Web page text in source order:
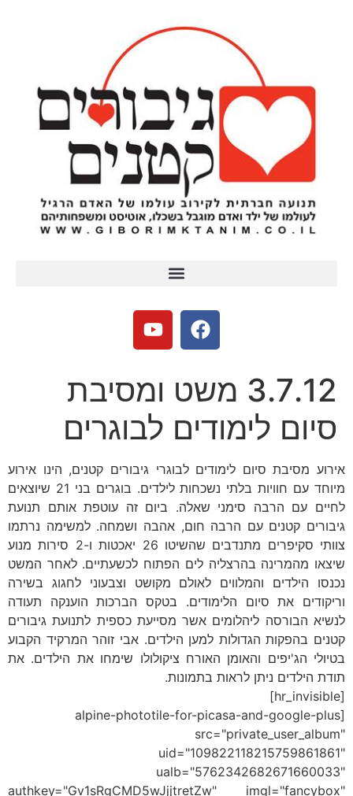
3.7.12 משט ומסיבת
סיום לימודים לבוגרים
אירוע מסיבת סיום לימודים לבוגרי גיבורים קטנים, הינו אירוע
מיוחד עם חוויות בלתי נשכחות לילדים. בוגרים בני 21 שיוצאים
לחיים עם הרבה סימני שאלה. ביום זה עוטפת אותם תנועת
גיבורים קטנים עם הרבה חום, אהבה ושמחה. למשימה נרתמו
צוותי סקיפרים מתנדבים שהשיטו 26 יאכטות ו-2 סירות מנוע
שיצאו מהמרינה בהרצליה לים הפתוח לכשעתיים. לאחר המשט
נכנסו הילדים והמלווים לאולם מקושט וצבעוני לחגוג בשירה
וריקודים את סיום הלימודים. בטקס הברכות הוענקה תעודה
לנשיא הבורסה ליהלומים אשר מסייעת כספית לתנועת גיבורים
קטנים בהפקות הגדולות למען הילדים. אבי זוהר המרקיד הקבוע
בטיולי הג'יפים והאומן האורח ציקולולו שימחו את הילדים. את
תודת הילדים ניתן לראות בתמונות.
[hr_invisible]
[alpine-phototile-for-picasa-and-google-plus
src="private_user_album"
uid="109822118215759861861"
ualb="5762342682671660033"
authkey="Gv1sRgCMD5wJjjtretZw" imgl="fancybox"